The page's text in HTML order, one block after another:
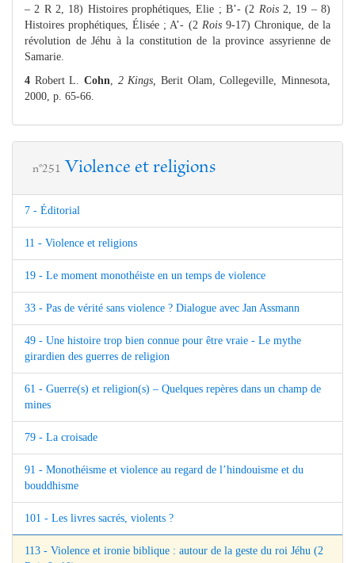
– 2 R 2, 18) Histoires prophétiques, Elie ; B’- (2 Rois 2, 19 – 8)
Histoires prophétiques, Élisée ; A’- (2 Rois 9-17) Chronique, de la
révolution de Jéhu à la constitution de la province assyrienne de
Samarie.
4 Robert L. Cohn 2 Kings,
Berit Olam, Collegeville, Minnesota,
2000, p. 65-66.
n°251 Violence et religions
7 - Éditorial
11 - Violence et religions
19 - Le moment monothéiste en un temps de violence
33 - Pas de vérité sans violence ? Dialogue avec Jan Assmann
49 - Une histoire trop bien connue pour être vraie - Le mythe
girardien des guerres de religion
61 - Guerre(s) et religion(s) – Quelques repères dans un champ de
mines
79 - La croisade
91 - Monothéisme et violence au regard de l’hindouisme et du
bouddhisme
101 - Les livres sacrés, violents ?
113 - Violence et ironie biblique : autour de la geste du roi Jéhu (2